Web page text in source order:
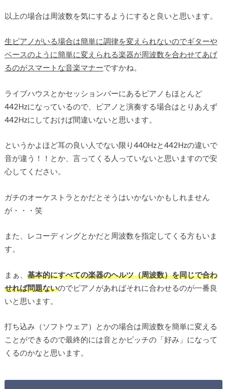
以上の場合は周波数を気にするようにすると良いと思います。
生ピアノがいる場合は簡単に調律を変えられないのでギターや
ベースのように簡単に変えられる楽器が周波数を合わせてあげ
るのがスマートな音楽マナーですかね。
ライブハウスとかセッションバーにあるピアノもほとんど
442Hzになっているので、ピアノと演奏する場合はとりあえず
442Hzにしておけば間違いないと思います。
というかよほど耳の良い人でない限り440Hzと442Hzの違いで
音が違う！！とか、言ってくる人っていないと思いますので安
心してください。
ガチのオーケストラとかだとそうはいかないかもしれません
が・・・笑
また、レコーディングとかだと周波数を指定してくる方もいま
す。
まぁ、 基本的にすべての楽器のヘルツ（周波数）を同じで合わ
せれば問題ないのでピアノがあればそれに合わせるのが一番良
いと思います。
打ち込み（ソフトウェア）とかの場合は周波数を簡単に変える
ことができるので最終的には音とかピッチの「好み」になって
くるのかなと思います。